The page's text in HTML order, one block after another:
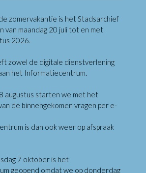
zomervakantie is het Stadsarchief
van maandag 20 juli tot en met
2026.
zowel de digitale dienstverlening
het Informatiecentrum.
augustus starten we met het
de binnengekomen vragen per e-
is dan ook weer op afspraak
7 oktober is het
geopend omdat we op donderdag